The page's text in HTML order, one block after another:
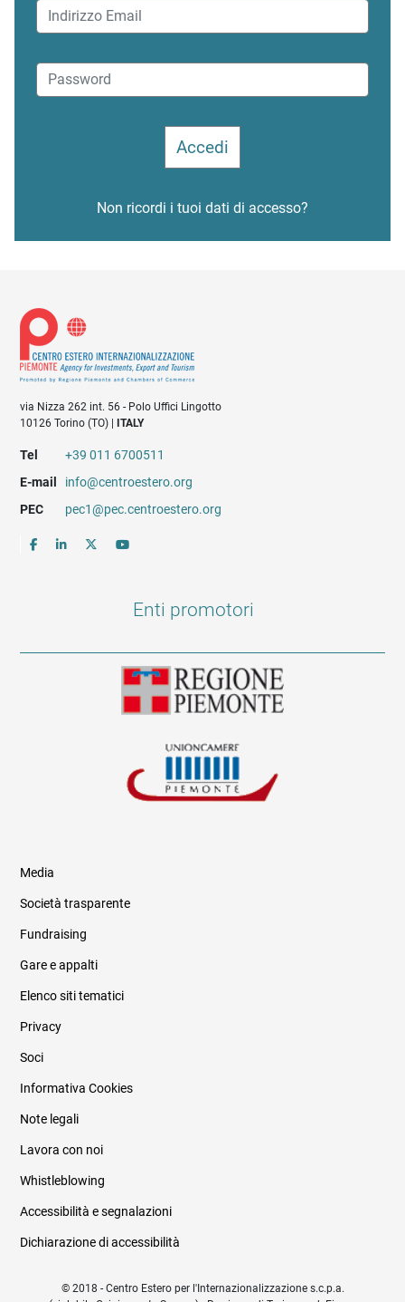
Non ricordi i tuoi dati di accesso?
via Nizza 262 int. 56 - Polo Uffici Lingotto
10126 Torino (TO) |
ITALY
Tel
+39 011 6700511
E-mail
info@centroestero.org
PEC
pec1@pec.centroestero.org
Enti promotori
Informazioni legali e trasparenza
Media
Società trasparente
Fundraising
Gare e appalti
Elenco siti tematici
Privacy
Soci
Informativa Cookies
Note legali
Lavora con noi
Whistleblowing
Accessibilità e segnalazioni
Dichiarazione di accessibilità
© 2018 - Centro Estero per l'Internazionalizzazione s.c.p.a.